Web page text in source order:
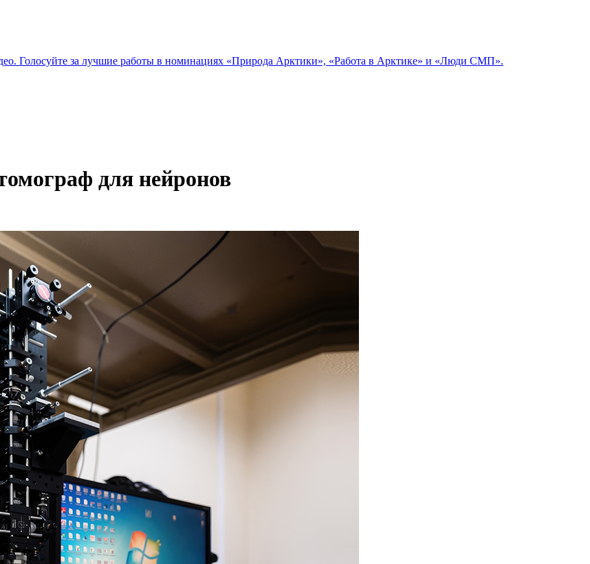
Голосуйте за лучшие работы в номинациях «Природа Арктики», «Работа в Арктике» и «Люди СМП».
для нейронов